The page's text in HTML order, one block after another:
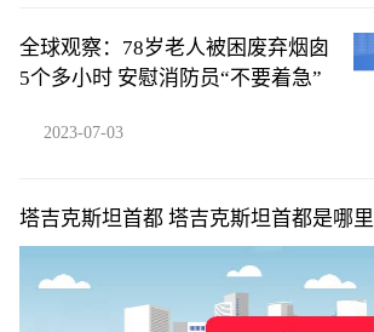
全球观察：78岁老人被困废弃烟囱
5个多小时 安慰消防员“不要着急”
2023-07-03
塔吉克斯坦首都 塔吉克斯坦首都是哪里